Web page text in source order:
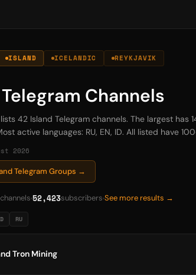
ISLAND ICELANDIC REYKJAVIK
Channels
42 Island Telegram channels. The largest has
active languages: RU, EN, ID. All listed have
2026
Telegram Groups →
channels 52,423subscribers See more results →
RU
Tron Mining